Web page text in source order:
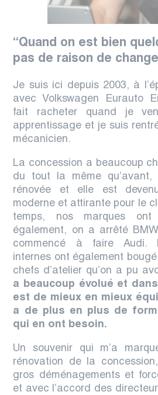
“Quand on est bien
pas de raison de
Je suis ici depuis 2003, à
avec Volkswagen Eurauto
fait racheter quand je
apprentissage et je suis
mécanicien.
La concession a beaucoup
du tout la même
rénovée et elle est
moderne et attirante pour le
temps, nos marques
également, on a arrêté
commencé à faire Audi.
internes ont également
chefs d’atelier qu’on a pu
a beaucoup évolué et
est de mieux en mieux
a de plus en plus de
qui en ont besoin.
Un souvenir qui m’a
rénovation de la
gros déménagements et
et avec l’accord des